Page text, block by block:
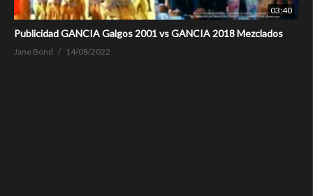
03:40
Publicidad GANCIA Galgos 2001 vs GANCIA 2018 Mezclados
Jane Bond 14/08/2022